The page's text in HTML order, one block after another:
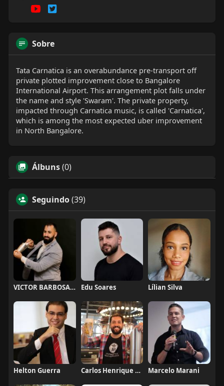
Sobre
Tata Carnatica is an overabundance pre-transport off
private plotted improvement close to Bangalore
International Airport. This arrangement plot falls under
the name and style 'Swaram'. The private property,
impacted through Carnatica music, is called 'Carnatica',
which is among the most expected uber improvement
in North Bangalore.
Álbuns(0)
Seguindo(39)
VICTOR BARBOSA QUARANTA Edu Soares Lílian Silva
Helton Guerra Carlos Henrique de Faria Vasconcelos Marcelo Marani